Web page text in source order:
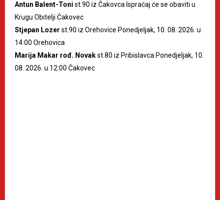
Antun Balent-Toni st.90 iz Čakovca Ispraćaj će se obaviti u
Krugu Obitelji Čakovec
Stjepan Lozer st.90 iz Orehovice Ponedjeljak, 10. 08. 2026. u
14:00 Orehovica
Marija Makar rođ. Novakst.80 iz Pribislavca Ponedjeljak, 10.
08. 2026. u 12:00 Čakovec